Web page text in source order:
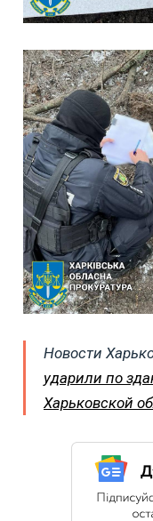
Новости
ударили по
Харьковской